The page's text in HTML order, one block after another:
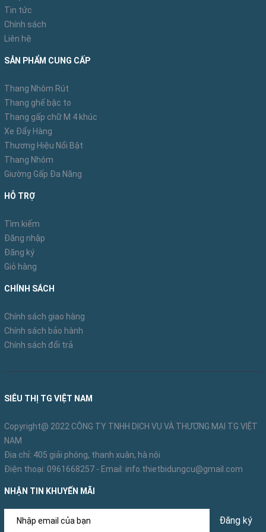
Ngoài ra sự kết hợp hài hòa giữa màu trắng của nhôm và
màu đen của nút bịt,bản bậc trên cùng cũng đem đến nét
riêng biệt cho sản phẩm
Tin tức
Chính sách
Liên hệ
SẢN PHẨM CUNG CẤP
Thang Nhôm Rút
Thang ghế bậc to
Thang gấp chữ M 4 khúc
Xe Đẩy Hàng
Thương Hiệu Nổi Bật
Thang Nhôm
Giường Gấp Đa Năng
HỖ TRỢ
Tìm kiếm
Đăng nhập
Đăng ký
Giỏ hàng
CHÍNH SÁCH
Chính sách giao hàng
Chính sách bảo hành
Chính sách đổi trả
SIÊU THỊ TG VIỆT NAM
Copyright@ 2022 CÔNG TY TNHH DỊCH VỤ VÀ THƯƠNG MẠI TG VIỆT
NAM
Địa chỉ: 405 giải phóng, thanh xuân, hà nội
Điện thoại: 0961668257 - Email: info.thietbidungcu@gmail.com
NHẬN TIN KHUYẾN MÃI
Đăng ký